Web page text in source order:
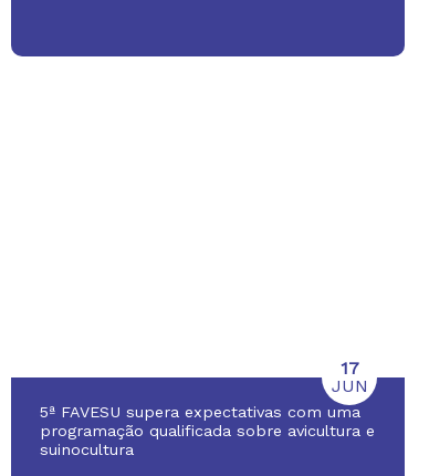
5ª FAVESU supera expectativas com uma
programação qualificada sobre avicultura e
suinocultura
17
JUN